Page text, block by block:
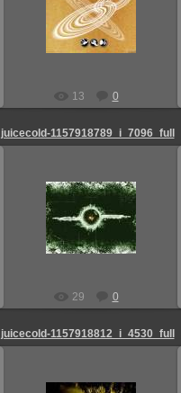
25.08.2009
Admin_Jesp
13 0
juicecold-1157918789_i_7096_full
25.08.2009
Admin_Jesp
29 0
juicecold-1157918812_i_4530_full